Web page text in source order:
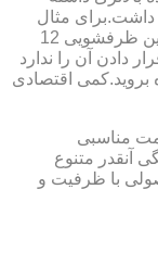
داشت.برای مثال
حتی اگر بودجه تان به شما اجازه می دهد ماشین ظرفشویی 12
دادن آن را ندارد
اقتصادی
مناسبی
آنقدر متنوع
با ظرفیت و